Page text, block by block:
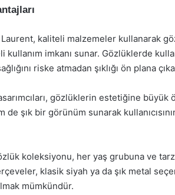
kaliteli malzemeler kullanarak
kullanım imkanı sunar. Gözlüklerde
riske atmadan şıklığı ön plana
gözlüklerin estetiğine
şık bir görünüm sunarak
koleksiyonu, her yaş grubuna ve
klasik siyah ya da şık metal
mümkündür.